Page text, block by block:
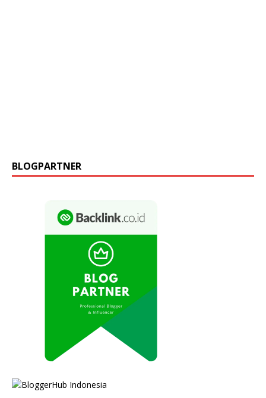
BLOGPARTNER